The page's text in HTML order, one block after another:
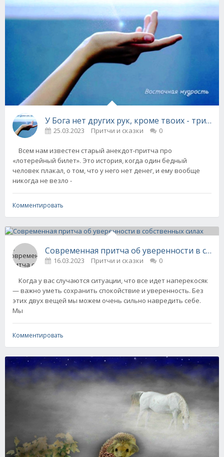
У Бога нет других рук, кроме твоих - три
25.03.2023 Притчи и сказки 0
«лотерейный билет». Это история, когда один бедный
человек плакал, о том, что у него нет денег, и ему вообще
никогда не везло -
Комментировать
Современная притча об уверенности в
16.03.2023 Притчи и сказки 0
Когда у вас случаются ситуации, что все идет наперекосяк
— важно уметь сохранить спокойствие и уверенность. Без
этих двух вещей мы можем очень сильно навредить себе.
Мы
Комментировать